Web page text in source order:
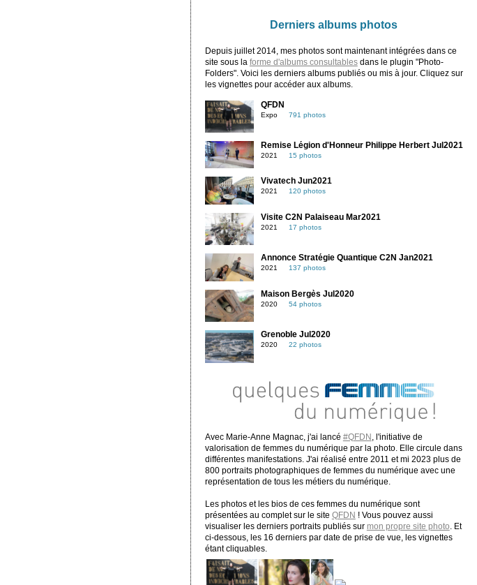
Derniers albums photos
Depuis juillet 2014, mes photos sont maintenant intégrées dans ce
site sous la forme d'albums consultablesdans le plugin "Photo-
Folders". Voici les derniers albums publiés ou mis à jour. Cliquez sur
les vignettes pour accéder aux albums.
QFDN
Expo 791 photos
Remise Légion d'Honneur Philippe Herbert Jul2021
2021 15 photos
Vivatech Jun2021
2021 120 photos
Visite C2N Palaiseau Mar2021
2021 17 photos
Annonce Stratégie Quantique C2N Jan2021
2021 137 photos
Maison Bergès Jul2020
2020 54 photos
Grenoble Jul2020
2020 22 photos
Avec Marie-Anne Magnac, j'ai lancé #QFDN
, l'initiative de
valorisation de femmes du numérique par la photo. Elle circule dans
différentes manifestations. J'ai réalisé entre 2011 et mi 2023 plus de
800 portraits photographiques de femmes du numérique avec une
représentation de tous les métiers du numérique.
Les photos et les bios de ces femmes du numérique sont
présentées au complet sur le site QFDN ! Vous pouvez aussi
visualiser les derniers portraits publiés sur mon propre site photo . Et
ci-dessous, les 16 derniers par date de prise de vue, les vignettes
étant cliquables.